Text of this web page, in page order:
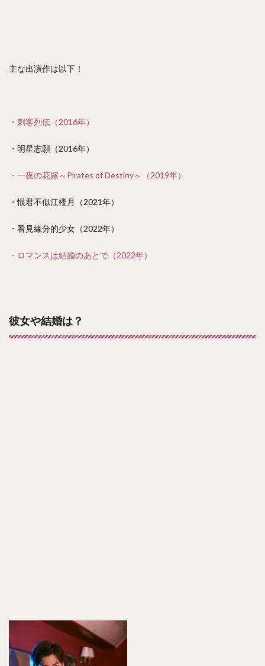
主な出演作は以下！
・刺客列伝（2016年）
・明星志願（2016年）
・一夜の花嫁～Pirates of Destiny～（2019年）
・恨君不似江楼月（2021年）
・看見緣分的少女（2022年）
・ロマンスは結婚のあとで（2022年）
彼女や結婚は？